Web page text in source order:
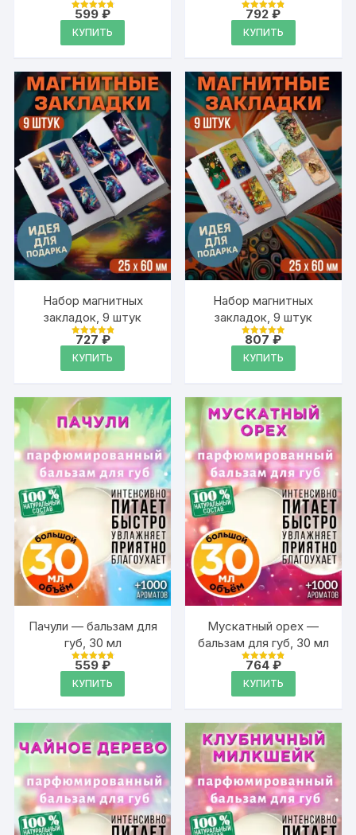
Оценка
из 5
599₽
КУПИТЬ
Оценка
из 5
792₽
КУПИТЬ
Набор магнитных
закладок, 9 штук
Оценка
из 5
727 ₽
КУПИТЬ
Набор магнитных
закладок, 9 штук
Оценка
из 5
807₽
КУПИТЬ
Пачули — бальзам для
губ, 30 мл
Оценка
из 5
559₽
КУПИТЬ
Мускатный орех —
бальзам для губ, 30 мл
Оценка
из 5
764 ₽
КУПИТЬ